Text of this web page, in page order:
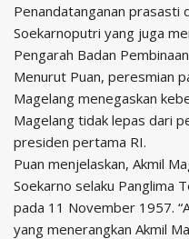
Penandatanganan prasasti
Soekarnoputri yang juga
Pengarah Badan
Menurut Puan, peresmian
Magelang menegaskan
Magelang tidak lepas dari
presiden pertama RI.
Puan menjelaskan, Akmil
Soekarno selaku Panglima
pada 11 November 1957.
yang menerangkan Akmil